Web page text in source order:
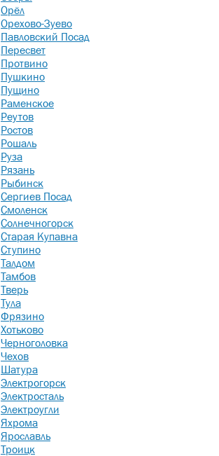
Орёл
Орехово-Зуево
Павловский Посад
Пересвет
Протвино
Пушкино
Пущино
Раменское
Реутов
Ростов
Рошаль
Руза
Рязань
Рыбинск
Сергиев Посад
Смоленск
Солнечногорск
Старая Купавна
Ступино
Талдом
Тамбов
Тверь
Тула
Фрязино
Хотьково
Черноголовка
Чехов
Шатура
Электрогорск
Электросталь
Электроугли
Яхрома
Ярославль
Троицк